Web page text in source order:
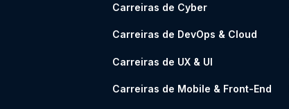
Carreiras de Cyber
Carreiras de DevOps & Cloud
Carreiras de UX & UI
Carreiras de Mobile & Front-End